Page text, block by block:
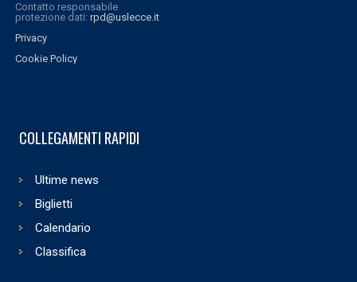
Contatto responsabile
protezione dati: rpd@uslecce.it
Privacy
Cookie Policy
COLLEGAMENTI RAPIDI
Ultime news
Biglietti
Calendario
Classifica